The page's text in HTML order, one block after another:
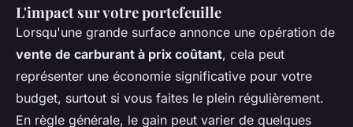
L'impact sur votre portefeuille
Lorsqu'une grande surface annonce une opération de
vente de carburant à prix coûtant, cela peut
représenter une économie significative pour votre
budget, surtout si vous faites le plein régulièrement.
En règle générale, le gain peut varier de quelques